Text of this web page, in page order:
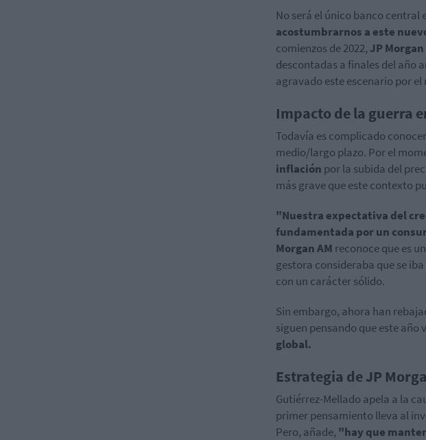
No será el único banco central
acostumbrarnos a este
comienzos de 2022, JP Morgan
descontadas a finales del año
agravado este escenario por el
Impacto de la guerra
Todavía es complicado
medio/largo plazo. Por el
inflación por la subida del
más grave que este contexto
"Nuestra expectativa del
fundamentada por un
Morgan AM reconoce que es
gestora consideraba que se
con un carácter sólido.
Sin embargo, ahora han
siguen pensando que este año
global.
Estrategia de JP
Gutiérrez-Mellado apela a la
primer pensamiento lleva al
Pero, añade, "hay que